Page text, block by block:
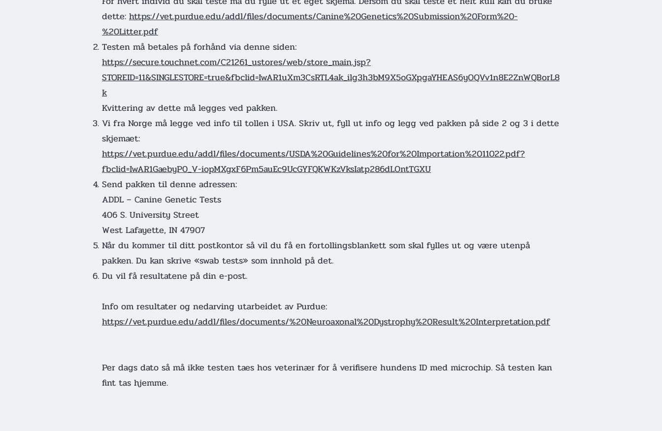
dette: https://vet.purdue.edu/addl/files/documents/Canine%20Genetics%20Submission%20Form%20-
%20Litter.pdf
Testen må betales på forhånd via denne siden:
https://secure.touchnet.com/C21261_ustores/web/store_main.jsp?
STOREID=11&SINGLESTORE=true&fbclid=IwAR1uXm3CsRTL4ak_ilg3h3bM9X5oGXpgaYHEAS6yOQVv1n8E2ZnWQBorL8
k
Kvittering av dette må legges ved pakken.
Vi fra Norge må legge ved info til tollen i USA. Skriv ut, fyll ut info og legg ved pakken på side 2 og 3 i dette
skjemaet:
https://vet.purdue.edu/addl/files/documents/USDA%20Guidelines%20for%20Importation%2011022.pdf?
fbclid=IwAR1GaebyP0_V-iopMXgxF6Pm5auEc9UcGYFQKWKzVksIatp286dLOntTGXU
Send pakken til denne adressen:
ADDL – Canine Genetic Tests
406 S. University Street
West Lafayette, IN 47907
Når du kommer til ditt postkontor så vil du få en fortollingsblankett som skal fylles ut og være utenpå
pakken. Du kan skrive «swab tests» som innhold på det.
Du vil få resultatene på din e-post.
Info om resultater og nedarving utarbeidet av Purdue:
https://vet.purdue.edu/addl/files/documents/%20Neuroaxonal%20Dystrophy%20Result%20Interpretation.pdf
Per dags dato så må ikke testen taes hos veterinær for å verifisere hundens ID med microchip. Så testen kan
fint tas hjemme.